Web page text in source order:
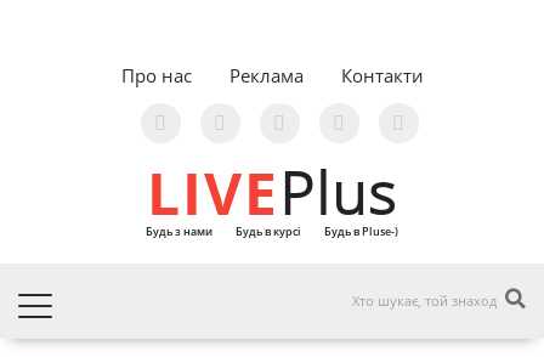
Про нас Реклама Контакти
LIVEPlus
Будь з нами Будь в курсі Будь в Pluse-)